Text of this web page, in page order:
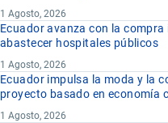
1 Agosto, 2026
Ecuador avanza con la
abastecer hospitales públicos
1 Agosto, 2026
Ecuador impulsa la moda y la
proyecto basado en economía
1 Agosto, 2026